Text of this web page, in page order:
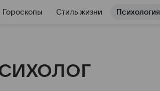
Гороскопы Стиль жизни Психология